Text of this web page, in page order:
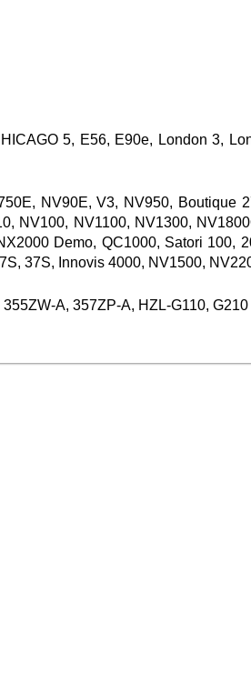
5, E56, E90e, London 3,
NV90E, V3, NV950, Boutique
NV100, NV1100, NV1300,
Demo, QC1000, Satori 100,
37S, Innovis 4000, NV1500,
A, 357ZP-A, HZL-G110, G210